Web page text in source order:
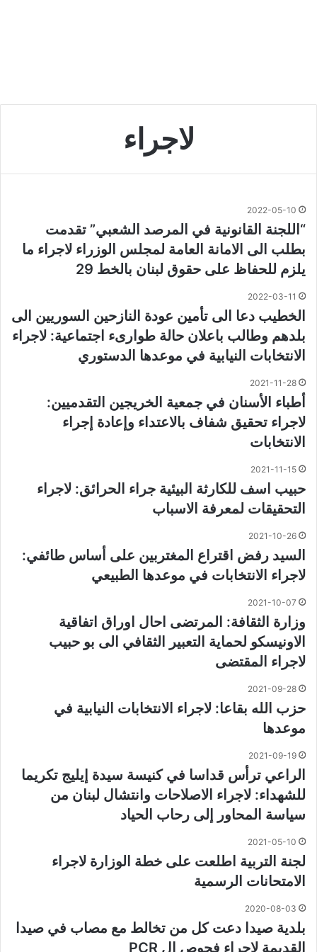
لاجراء
2022-05-10
“اللجنة القانونية في المرصد الشعبي” تقدمت
بطلب الى الامانة العامة لمجلس الوزراء لاجراء ما
يلزم للحفاظ على حقوق لبنان بالخط 29
2022-03-11
الخطيب دعا الى تأمين عودة النازحين السوريين الى
بلدهم وطالب باعلان حالة طوارىء اجتماعية: لاجراء
الانتخابات النيابية في موعدها الدستوري
2021-11-28
أطباء الأسنان في جمعية الخريجين التقدميين:
لاجراء تحقيق شفاف بالاعتداء وإعادة إجراء
الانتخابات
2021-11-15
حبيب اسف للكارثة البيئية جراء الحرائق: لاجراء
التحقيقات لمعرفة الاسباب
2021-10-26
السيد رفض اقتراع المغتربين على أساس طائفي:
لاجراء الانتخابات في موعدها الطبيعي
2021-10-07
وزارة الثقافة: المرتضى احال اوراق اتفاقية
الاونيسكو لحماية التعبير الثقافي الى بو حبيب
لاجراء المقتضى
2021-09-28
حزب الله بقاعا: لاجراء الانتخابات النيابية في
موعدها
2021-09-19
الراعي ترأس قداسا في كنيسة سيدة إيليج تكريما
للشهداء: لاجراء الاصلاحات وانتشال لبنان من
سياسة المحاور إلى رحاب الحياد
2021-05-10
لجنة التربية اطلعت على خطة الوزارة لاجراء
الامتحانات الرسمية
2020-08-03
بلدية صيدا دعت كل من تخالط مع مصاب في صيدا
القديمة لاجراء فحوص ال PCR